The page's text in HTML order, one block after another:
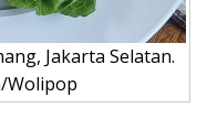
Jakarta Selatan.
Wolipop